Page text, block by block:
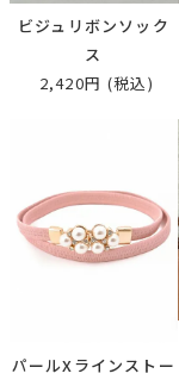
ビジュリボンソック
ス
2,420円 (税込)
パールXラインストー